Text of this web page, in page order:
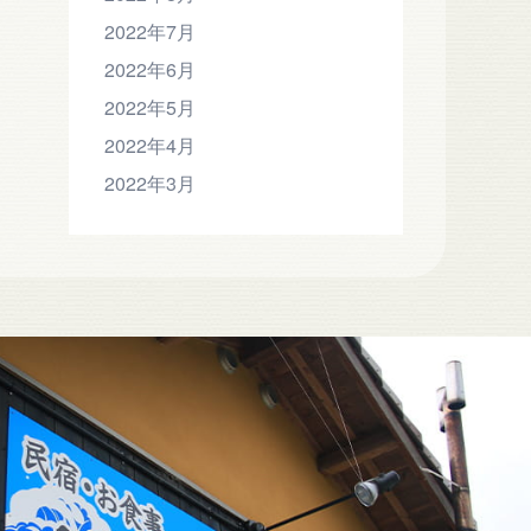
2022年7月
2022年6月
2022年5月
2022年4月
2022年3月